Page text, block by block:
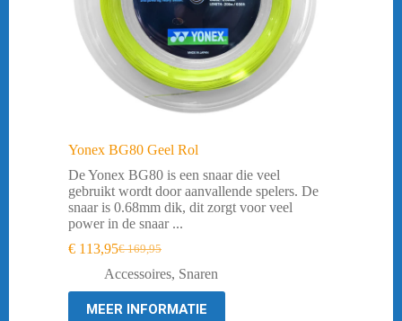
Yonex BG80 Geel Rol
De Yonex BG80 is een snaar die veel
gebruikt wordt door aanvallende spelers. De
snaar is 0.68mm dik, dit zorgt voor veel
power in de snaar ...
€169,95
Oorspronkelijke
prijs
was:
€ 169,95.
€ 113,95Huidige
prijs
is:
€ 113,95.
Accessoires, Snaren
MEER INFORMATIE